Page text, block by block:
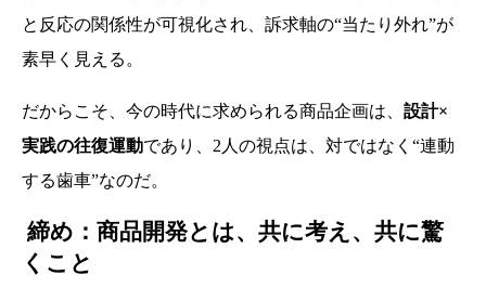
と反応の関係性が可視化され、訴求軸の“当たり外れ”が
素早く見える。
だからこそ、今の時代に求められる商品企画は、 設計×
実践の往復運動であり、2人の視点は、対ではなく“連動
する歯車”なのだ。
締め：商品開発とは、共に考え、共に驚
くこと